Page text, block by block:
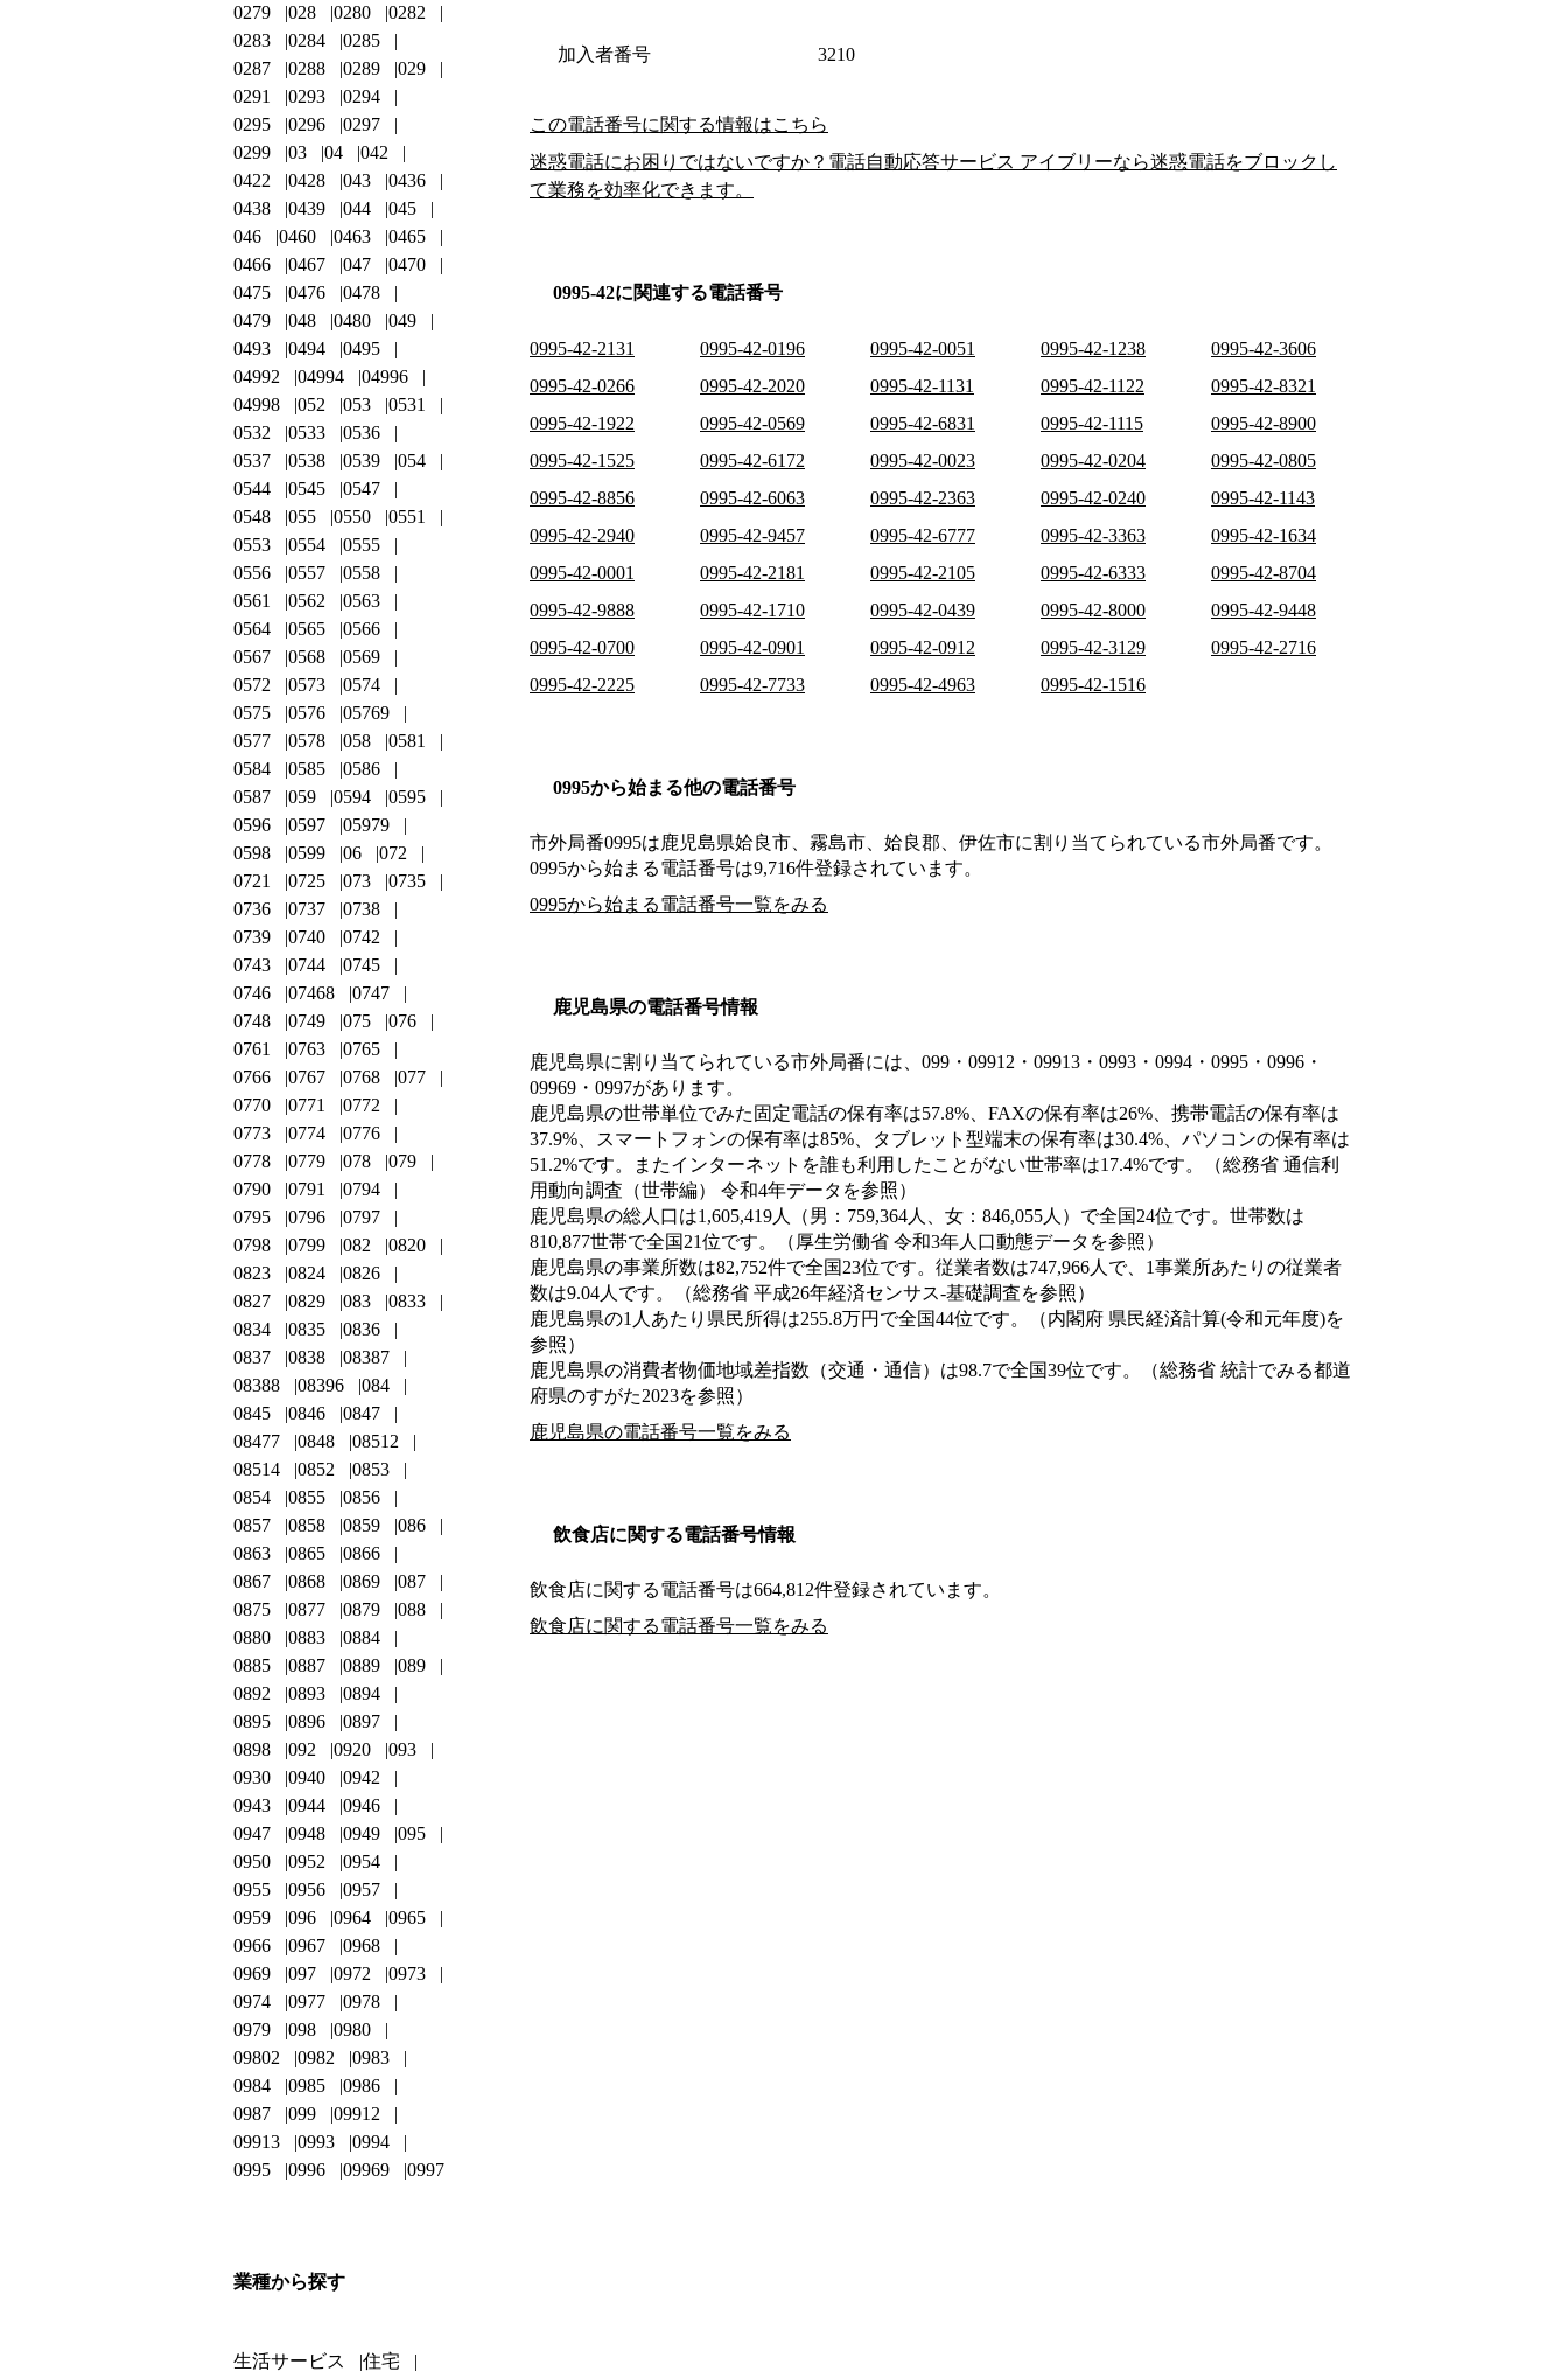
加入者番号 3210
この電話番号に関する情報はこちら
迷惑電話にお困りではないですか？電話自動応答サービス アイブリーなら迷惑電話をブロックし
て業務を効率化できます。
0995-42に関連する電話番号
0995-42-2131 0995-42-0196 0995-42-0051 0995-42-1238
0995-42-3606
0995-42-0266
0995-42-2020 0995-42-1131 0995-42-1122
0995-42-8321
0995-42-1922
0995-42-0569 0995-42-6831 0995-42-1115
0995-42-8900
0995-42-1525
0995-42-6172 0995-42-0023 0995-42-0204
0995-42-0805
0995-42-8856
0995-42-6063 0995-42-2363 0995-42-0240
0995-42-1143
0995-42-2940
0995-42-9457 0995-42-6777 0995-42-3363
0995-42-1634
0995-42-0001
0995-42-2181 0995-42-2105 0995-42-6333
0995-42-8704
0995-42-9888
0995-42-1710 0995-42-0439 0995-42-8000
0995-42-9448
0995-42-0700
0995-42-0901 0995-42-0912 0995-42-3129
0995-42-2716
0995-42-2225
0995-42-7733 0995-42-4963 0995-42-1516
0995から始まる他の電話番号
市外局番0995は鹿児島県姶良市、霧島市、姶良郡、伊佐市に割り当てられている市外局番です。
0995から始まる電話番号は9,716件登録されています。
0995から始まる電話番号一覧をみる
鹿児島県の電話番号情報
鹿児島県に割り当てられている市外局番には、099・09912・09913・0993・0994・0995・0996・
09969・0997があります。
鹿児島県の世帯単位でみた固定電話の保有率は57.8%、FAXの保有率は26%、携帯電話の保有率は
37.9%、スマートフォンの保有率は85%、タブレット型端末の保有率は30.4%、パソコンの保有率は
51.2%です。またインターネットを誰も利用したことがない世帯率は17.4%です。（総務省 通信利
用動向調査（世帯編） 令和4年データを参照）
鹿児島県の総人口は1,605,419人（男：759,364人、女：846,055人）で全国24位です。世帯数は
810,877世帯で全国21位です。（厚生労働省 令和3年人口動態データを参照）
鹿児島県の事業所数は82,752件で全国23位です。従業者数は747,966人で、1事業所あたりの従業者
数は9.04人です。（総務省 平成26年経済センサス‐基礎調査を参照）
鹿児島県の1人あたり県民所得は255.8万円で全国44位です。（内閣府 県民経済計算(令和元年度)を
参照）
鹿児島県の消費者物価地域差指数（交通・通信）は98.7で全国39位です。（総務省 統計でみる都道
府県のすがた2023を参照）
鹿児島県の電話番号一覧をみる
飲食店に関する電話番号情報
飲食店に関する電話番号は664,812件登録されています。
飲食店に関する電話番号一覧をみる
0279
028 0280
0282
0283
0284
0285
0287
0288 0289
029
0291
0293
0294
0295
0296
0297
0299
03 04
042
0422
0428 043
0436
0438
0439 044
045
046
0460 0463
0465
0466
0467 047
0470
0475
0476
0478
0479
048 0480
049
0493
0494
0495
04992
04994
04996
04998
052 053
0531
0532
0533
0536
0537
0538 0539
054
0544
0545
0547
0548
055 0550
0551
0553
0554
0555
0556
0557
0558
0561
0562
0563
0564
0565
0566
0567
0568
0569
0572
0573
0574
0575
0576
05769
0577
0578 058
0581
0584
0585
0586
0587
059 0594
0595
0596
0597
05979
0598
0599 06
072
0721
0725 073
0735
0736
0737
0738
0739
0740
0742
0743
0744
0745
0746
07468
0747
0748
0749 075
076
0761
0763
0765
0766
0767 0768
077
0770
0771
0772
0773
0774
0776
0778
0779 078
079
0790
0791
0794
0795
0796
0797
0798
0799 082
0820
0823
0824
0826
0827
0829 083
0833
0834
0835
0836
0837
0838
08387
08388
08396
084
0845
0846
0847
08477
0848
08512
08514
0852
0853
0854
0855
0856
0857
0858 0859
086
0863
0865
0866
0867
0868 0869
087
0875
0877 0879
088
0880
0883
0884
0885
0887 0889
089
0892
0893
0894
0895
0896
0897
0898
092 0920
093
0930
0940
0942
0943
0944
0946
0947
0948 0949
095
0950
0952
0954
0955
0956
0957
0959
096 0964
0965
0966
0967
0968
0969
097 0972
0973
0974
0977
0978
0979
098
0980
09802
0982
0983
0984
0985
0986
0987
099
09912
09913
0993
0994
0995
0996 09969 0997
業種から探す
生活サービス 住宅